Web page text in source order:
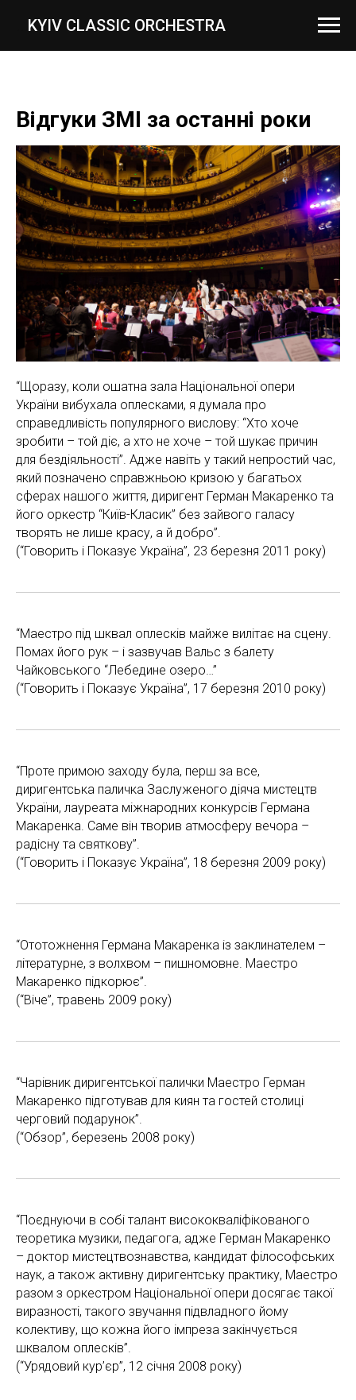
KYIV CLASSIC ORCHESTRA
Відгуки ЗМІ за останні роки
“Щоразу, коли ошатна зала Національної опери
України вибухала оплесками, я думала про
справедливість популярного вислову: “Хто хоче
зробити – той діє, а хто не хоче – той шукає причин
для бездіяльності”. Адже навіть у такий непростий час,
який позначено справжньою кризою у багатьох
сферах нашого життя, диригент Герман Макаренко та
його оркестр “Київ-Класик” без зайвого галасу
творять не лише красу, а й добро”.
(“Говорить і Показує Україна”, 23 березня 2011 року)
“Маестро під шквал оплесків майже вилітає на сцену.
Помах його рук – і зазвучав Вальс з балету
Чайковського “Лебедине озеро…”
(“Говорить і Показує Україна”, 17 березня 2010 року)
“Проте примою заходу була, перш за все,
диригентська паличка Заслуженого діяча мистецтв
України, лауреата міжнародних конкурсів Германа
Макаренка. Саме він творив атмосферу вечора –
радісну та святкову”.
(“Говорить і Показує Україна”, 18 березня 2009 року)
“Ототожнення Германа Макаренка із заклинателем –
літературне, з волхвом – пишномовне. Маестро
Макаренко підкорює”.
(“Віче”, травень 2009 року)
“Чарівник диригентської палички Маестро Герман
Макаренко підготував для киян та гостей столиці
черговий подарунок”.
(“Обзор”, березень 2008 року)
“Поєднуючи в собі талант висококваліфікованого
теоретика музики, педагога, адже Герман Макаренко
– доктор мистецтвознавства, кандидат філософських
наук, а також активну диригентську практику, Маестро
разом з оркестром Національної опери досягає такої
виразності, такого звучання підвладного йому
колективу, що кожна його імпреза закінчується
шквалом оплесків”.
(“Урядовий кур’єр”, 12 січня 2008 року)